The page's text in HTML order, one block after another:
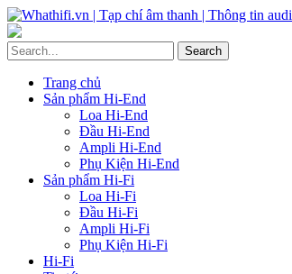
Trang chủ
Sản phẩm Hi-End
Loa Hi-End
Đầu Hi-End
Ampli Hi-End
Phụ Kiện Hi-End
Sản phẩm Hi-Fi
Loa Hi-Fi
Đầu Hi-Fi
Ampli Hi-Fi
Phụ Kiện Hi-Fi
Hi-Fi